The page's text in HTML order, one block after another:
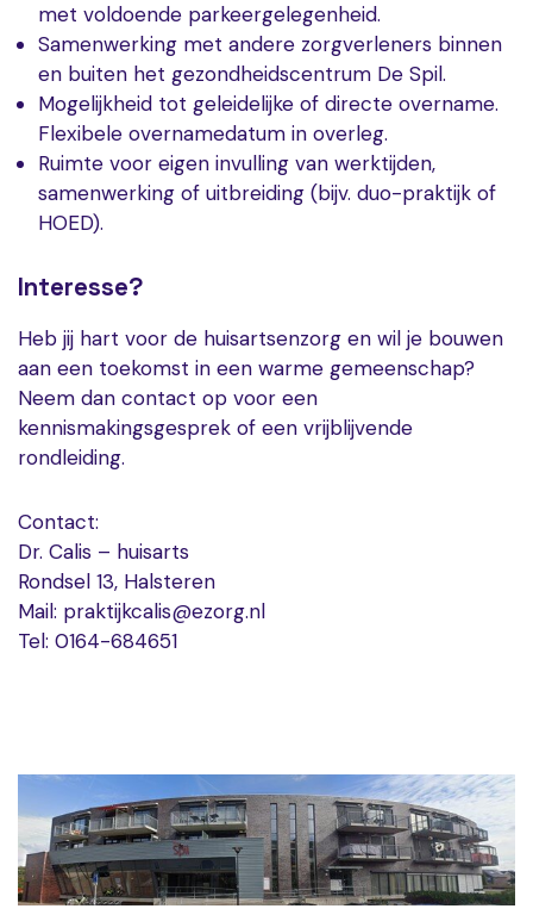
met voldoende parkeergelegenheid.
Samenwerking met andere zorgverleners binnen
en buiten het gezondheidscentrum De Spil.
Mogelijkheid tot geleidelijke of directe overname.
Flexibele overnamedatum in overleg.
Ruimte voor eigen invulling van werktijden,
samenwerking of uitbreiding (bijv. duo-praktijk of
HOED).
Interesse?
Heb jij hart voor de huisartsenzorg en wil je bouwen
aan een toekomst in een warme gemeenschap?
Neem dan contact op voor een
kennismakingsgesprek of een vrijblijvende
rondleiding.
Contact:
Dr. Calis – huisarts
Rondsel 13, Halsteren
Mail: praktijkcalis@ezorg.nl
Tel: 0164-684651